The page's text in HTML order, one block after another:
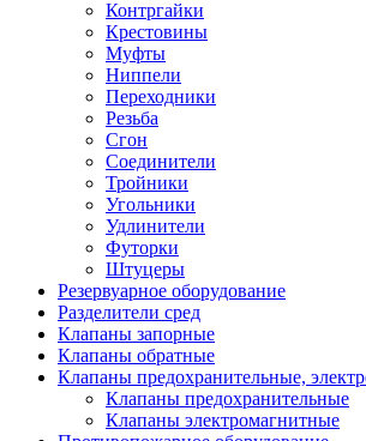
Контргайки
Крестовины
Муфты
Ниппели
Переходники
Резьба
Сгон
Соединители
Тройники
Угольники
Удлинители
Футорки
Штуцеры
Резервуарное оборудование
Разделители сред
Клапаны запорные
Клапаны обратные
Клапаны предохранительные,
Клапаны предохранительные
Клапаны электромагнитные